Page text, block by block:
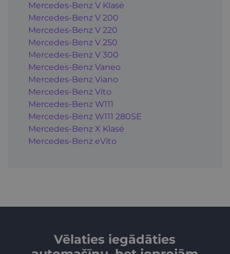
Mercedes-Benz V Klasė
Mercedes-Benz V 200
Mercedes-Benz V 220
Mercedes-Benz V 250
Mercedes-Benz V 300
Mercedes-Benz Vaneo
Mercedes-Benz Viano
Mercedes-Benz Vito
Mercedes-Benz W111
Mercedes-Benz W111 280SE
Mercedes-Benz X Klasė
Mercedes-Benz eVito
Vēlaties iegādāties